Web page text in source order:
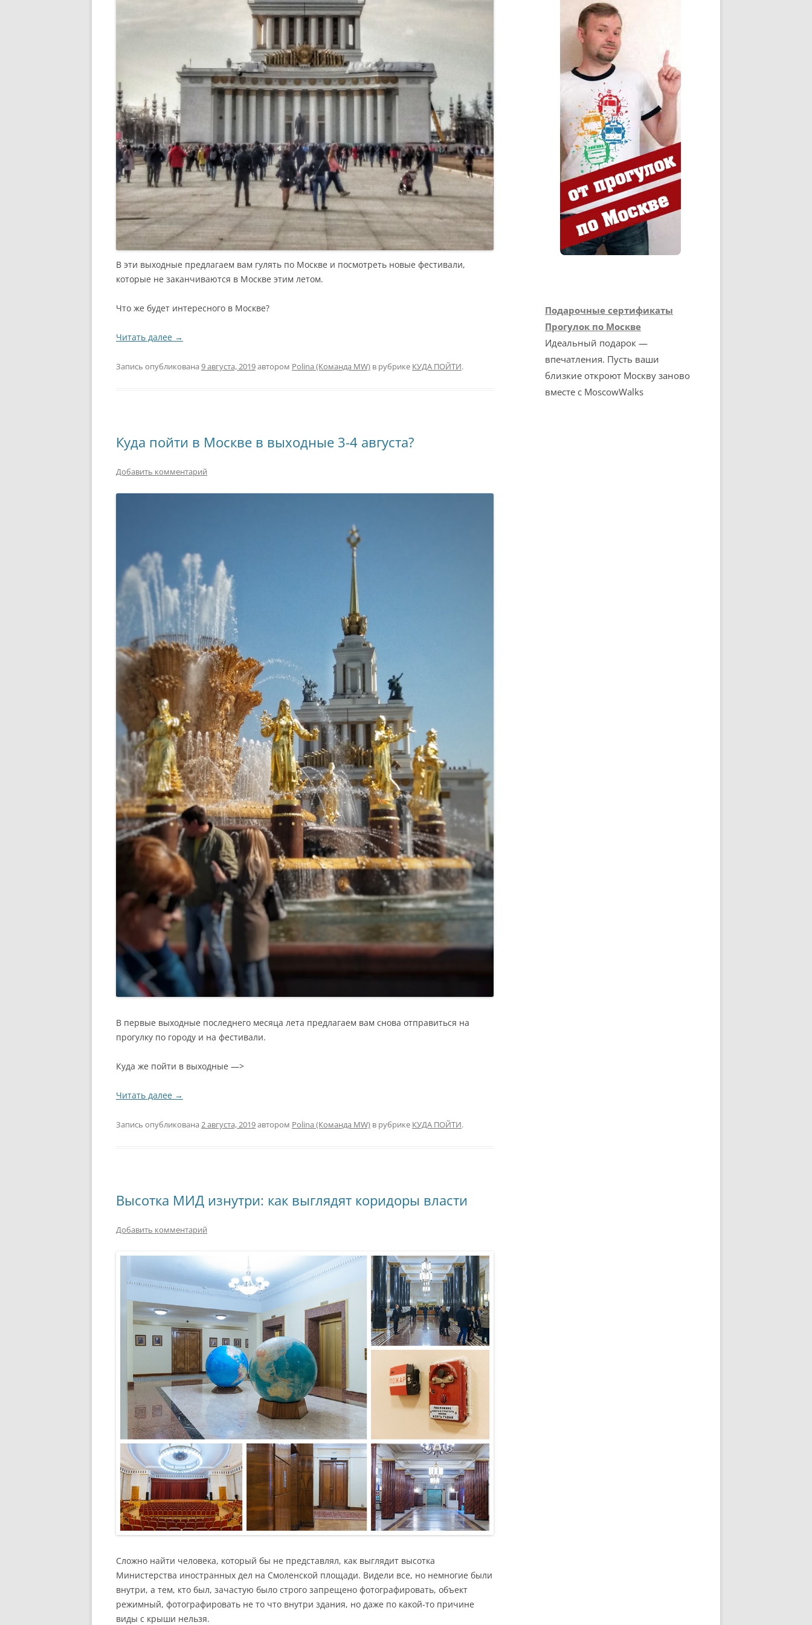
В эти выходные предлагаем вам гулять по Москве и посмотреть новые фестивали,
которые не заканчиваются в Москве этим летом.
Что же будет интересного в Москве?
Читать далее →
Запись опубликована 9 августа, 2019автором Polina (Команда MW) в рубрике КУДА ПОЙТИ.
Куда пойти в Москве в выходные 3-4 августа?
Добавить комментарий
В первые выходные последнего месяца лета предлагаем вам снова отправиться на
прогулку по городу и на фестивали.
Куда же пойти в выходные —>
Читать далее →
Запись опубликована 2 августа, 2019автором Polina (Команда MW) в рубрике КУДА ПОЙТИ.
Высотка МИД изнутри: как выглядят коридоры власти
Добавить комментарий
Сложно найти человека, который бы не представлял, как выглядит высотка
Министерства иностранных дел на Смоленской площади. Видели все, но немногие были
внутри, а тем, кто был, зачастую было строго запрещено фотографировать, объект
режимный, фотографировать не то что внутри здания, но даже по какой-то причине
виды с крыши нельзя.
Подарочные сертификаты
Прогулок по Москве
Идеальный подарок —
впечатления. Пусть ваши
близкие откроют Москву заново
вместе с MoscowWalks